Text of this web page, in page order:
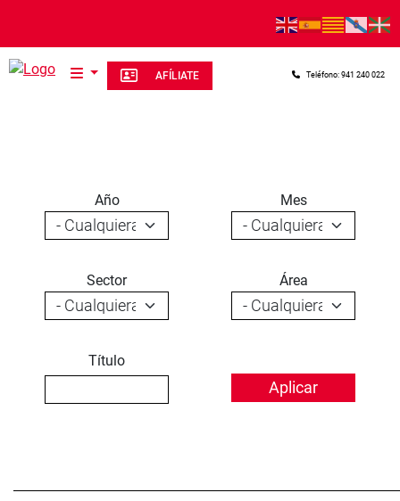
AFÍLIATE Teléfono: 941 240 022
Año Mes
Sector Área
Título